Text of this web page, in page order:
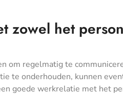
zowel het
om regelmatig te
te onderhouden, kunnen
goede werkrelatie met het